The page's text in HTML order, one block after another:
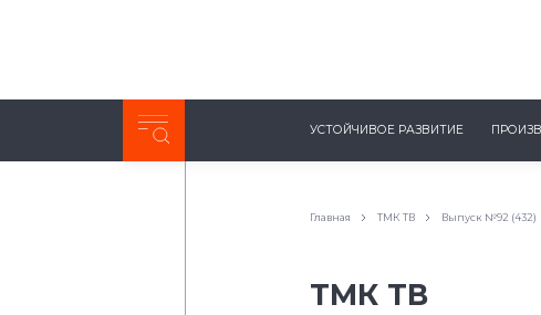
Неделя с ТМК. Выпуск №27 (225)
УСТОЙЧИВОЕ РАЗВИТИЕ
Главная ТМК ТВ Выпуск №92 (432)
ТМК ТВ